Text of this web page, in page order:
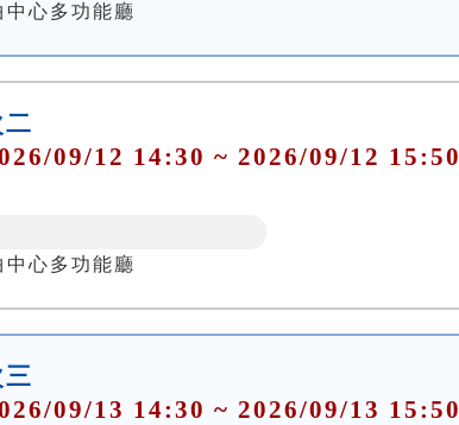
中心多功能廳
09/12 14:30 ~ 2026/09/12 15:50
中心多功能廳
09/13 14:30 ~ 2026/09/13 15:50